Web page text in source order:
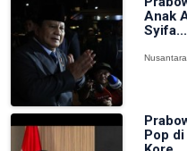
Anak
Syifa...
Pop